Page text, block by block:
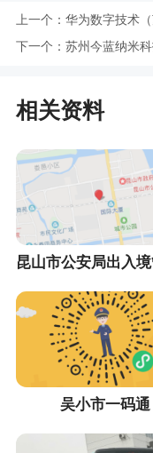
上一个： 华为数字技术
下一个： 苏州今蓝纳米
相关资料
吴小市一码通